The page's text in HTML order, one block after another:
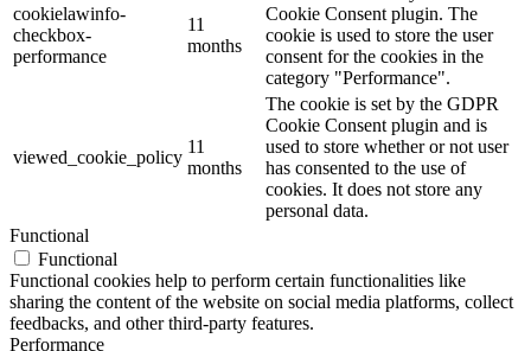
cookielawinfo-
checkbox-
performance
11
months
Cookie Consent plugin. The
cookie is used to store the user
consent for the cookies in the
category "Performance".
viewed_cookie_policy
11
months
The cookie is set by the GDPR
Cookie Consent plugin and is
used to store whether or not user
has consented to the use of
cookies. It does not store any
personal data.
Functional
Functional
Functional cookies help to perform certain functionalities like
sharing the content of the website on social media platforms, collect
feedbacks, and other third-party features.
Performance